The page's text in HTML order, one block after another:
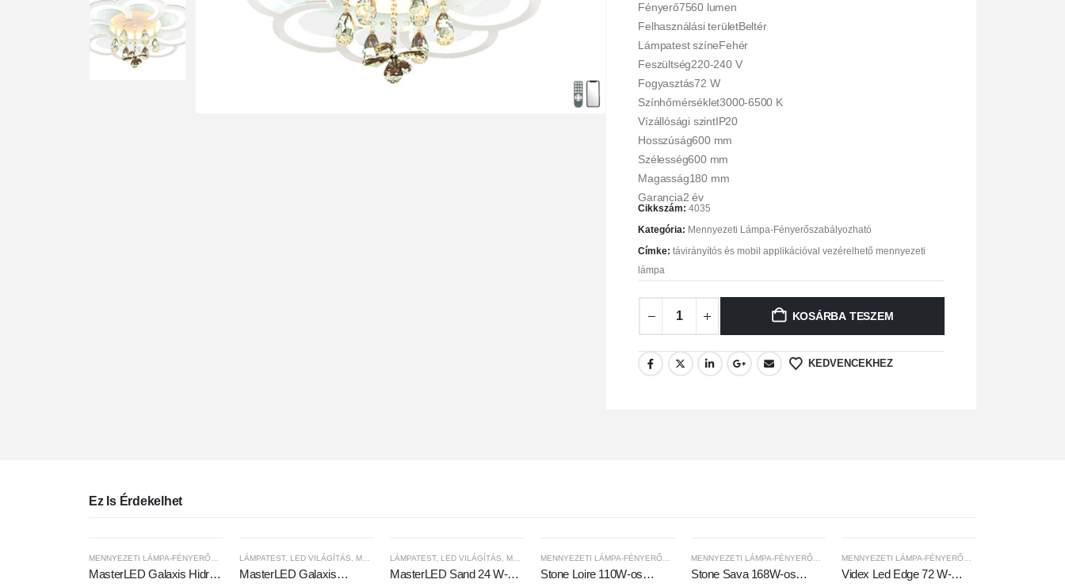
Fényerő7560 lumen
Felhasználási területBeltér
Lámpatest színeFehér
Feszültség220-240 V
Fogyasztás72 W
Színhőmérséklet3000-6500 K
Vízállósági szintIP20
Hosszúság600 mm
Szélesség600 mm
Magasság180 mm
Garancia2 év
Cikkszám:4035
Kategória: Mennyezeti Lámpa-Fényerőszabályozható
Címke:távirányítós és mobil applikációval vezérelhető mennyezeti
lámpa
KOSÁRBA TESZEM
KEDVENCEKHEZ
Ez Is Érdekelhet
MasterLED Galaxis Hidra
LÁMPATEST, LED VILÁGÍTÁS MENNYEZETI LÁMPA-FÉNYERŐSZABÁLYOZHATÓ
MasterLED Galaxis
LÁMPATEST, LED VILÁGÍTÁS MENNYEZETI LÁMPA-FÉNYERŐSZABÁLYOZHATÓ
MasterLED Sand 24 W-os
MENNYEZETI LÁMPA-FÉNYERŐSZABÁLYOZHATÓ
Stone Loire 110W-os
MENNYEZETI LÁMPA-FÉNYERŐSZABÁLYOZHATÓ
Stone Sava 168W-os
MENNYEZETI LÁMPA-FÉNYERŐSZABÁLYOZHATÓ
Videx Led Edge 72 W-